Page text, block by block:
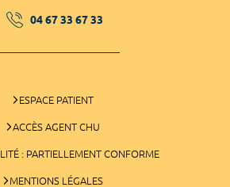
04 67 33 67 33
ESPACE PATIENT
ACCÈS AGENT CHU
: PARTIELLEMENT CONFORME
MENTIONS LÉGALES